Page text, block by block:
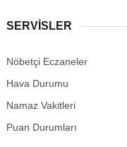
SERVİSLER
Nöbetçi Eczaneler
Hava Durumu
Namaz Vakitleri
Puan Durumları